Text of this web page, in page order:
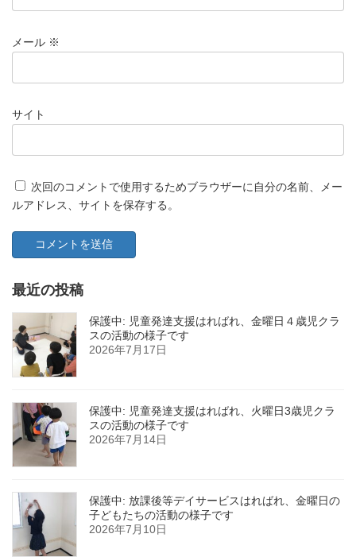
メール ※
サイト
次回のコメントで使用するためブラウザーに自分の名前、メー
ルアドレス、サイトを保存する。
最近の投稿
保護中: 児童発達支援はればれ、金曜日４歳児クラ
スの活動の様子です
2026年7月17日
保護中: 児童発達支援はればれ、火曜日3歳児クラ
スの活動の様子です
2026年7月14日
保護中: 放課後等デイサービスはればれ、金曜日の
子どもたちの活動の様子です
2026年7月10日